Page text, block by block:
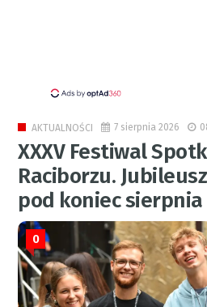
AKTUALNOŚCI 7 sierpnia 2026
XXXV Festiwal
Raciborzu.
pod koniec sierpnia
0